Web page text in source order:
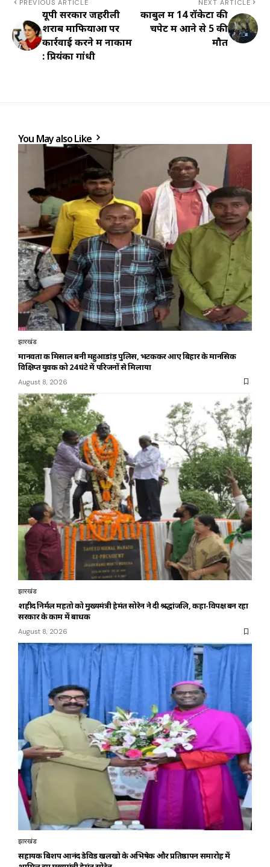
PREVIOUS ARTICLE
यूपी सरकार जहरीली
शराब माफियाओं पर
कार्रवाई करने में नाकाम
: प्रियंका गांधी
NEXT ARTICLE
काबुल में 14 रॉकेटों की
चपेट में आने से 5 की
मौत
You May also Like
झारखंड
मानवता की मिसाल बनी महुआडांड़ पुलिस, भटककर आए बिहार के मानसिक
विक्षिप्त युवक को 24 घंटे में परिजनों से मिलाया
August 8, 2026
झारखंड
शहीद निर्मल महतो को मुख्यमंत्री हेमंत सोरेन ने दी श्रद्धांजलि, कहा-विपक्ष बन रहा
सरकार के काम में बाधक
August 8, 2026
झारखंड
सहायक बिशप आनंद डेविड खलखो के अभिषेक और प्रतिष्ठापन समारोह में